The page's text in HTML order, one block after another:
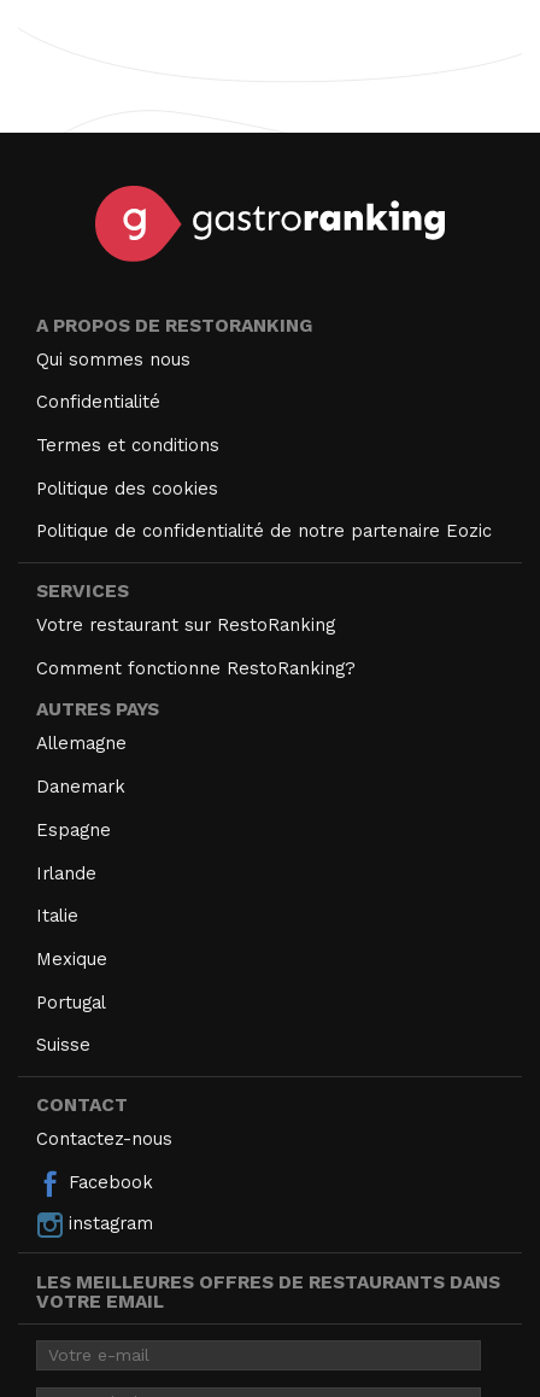
A PROPOS DE RESTORANKING
Qui sommes nous
Confidentialité
Termes et conditions
Politique des cookies
Politique de confidentialité de notre partenaire Eozic
SERVICES
Votre restaurant sur RestoRanking
Comment fonctionne RestoRanking?
AUTRES PAYS
Allemagne
Danemark
Espagne
Irlande
Italie
Mexique
Portugal
Suisse
CONTACT
Contactez-nous
Facebook
instagram
LES MEILLEURES OFFRES DE RESTAURANTS DANS
VOTRE EMAIL